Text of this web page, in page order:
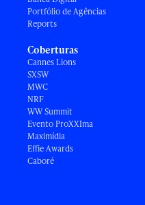
Portfólio de Agências
Reports
Coberturas
Cannes Lions
SXSW
MWC
NRF
WW Summit
Evento ProXXIma
Maximídia
Effie Awards
Caboré